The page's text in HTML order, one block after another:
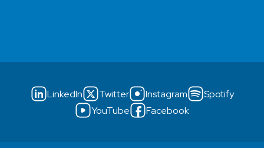
LinkedIn Twitter Instagram
Spotify
YouTube
Facebook